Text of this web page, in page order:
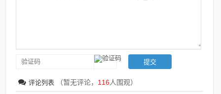
评论列表 （暂无评论， 116人围观）